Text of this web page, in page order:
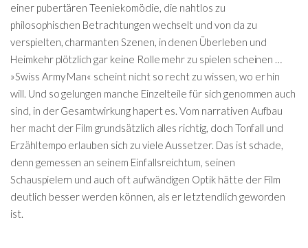
einer pubertären Teeniekomödie, die nahtlos zu
philosophischen Betrachtungen wechselt und von da zu
verspielten, charmanten Szenen, in denen Überleben und
Heimkehr plötzlich gar keine Rolle mehr zu spielen scheinen …
»Swiss Army Man« scheint nicht so recht zu wissen, wo er hin
will. Und so gelungen manche Einzelteile für sich genommen auch
sind, in der Gesamtwirkung hapert es. Vom narrativen Aufbau
her macht der Film grundsätzlich alles richtig, doch Tonfall und
Erzähltempo erlauben sich zu viele Aussetzer. Das ist schade,
denn gemessen an seinem Einfallsreichtum, seinen
Schauspielern und auch oft aufwändigen Optik hätte der Film
deutlich besser werden können, als er letztendlich geworden
ist.